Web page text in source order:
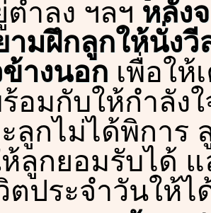
ต่ำลง ฯลฯ หลัง
ามฝึกลูกให้นั่ง
ข้างนอก เพื่อใ
อมกับให้กำลัง
ะลูกไม่ได้พิการ
ห้ลูกยอมรับได้
ตประจำวันให้